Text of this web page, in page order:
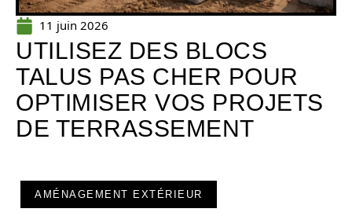
11 juin 2026
UTILISEZ DES BLOCS
TALUS PAS CHER POUR
OPTIMISER VOS PROJETS
DE TERRASSEMENT
AMÉNAGEMENT EXTÉRIEUR